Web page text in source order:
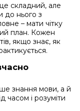
складний, але
до нього з
– мати чітку
план. Кожен
якщо знає, як
знання мови, а й
часом і розуміти